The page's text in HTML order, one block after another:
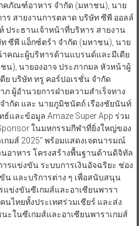
คภัณฑ์อาหาร จำกัด (มหาชน), นาย
ร สายงานการตลาด บริษัท ซีพี ออลล์
ประธานเจ้าหน้าที่บริหาร สายงาน
ซีพี แอ็กซ์ตร้า จำกัด (มหาชน), นาย
าคณะผู้บริหารด้านแบรนด์และมีเดีย
น), นายองอาจ ประภากมล หัวหน้าผู้
บริษัท ทรู คอร์ปอเรชั่น จำกัด
ผู้อำนวยการฝ่ายความสำเร็จทาง
กัด และ นายภูมิชนัตถ์ เรืองชัยนันท์
และข้อมูล Amaze Super App ร่วม
ในมหกรรมกีฬาที่ยิ่งใหญ่ของ
กมส์ 2025” พร้อมแสดงเจตนารมณ์
อาหาร โครงสร้างพื้นฐานด้านดิจิทัล
รแข่งขัน ระบบการเงินอัจฉริยะ ช่อง
น และบริการต่าง ๆ เพื่อสนับสนุน
แข่งขันซีเกมส์และอาเซียนพารา
ไทยทั้งประเทศร่วมเชียร์ และส่ง
ะในซีเกมส์และอาเซียนพาราเกมส์